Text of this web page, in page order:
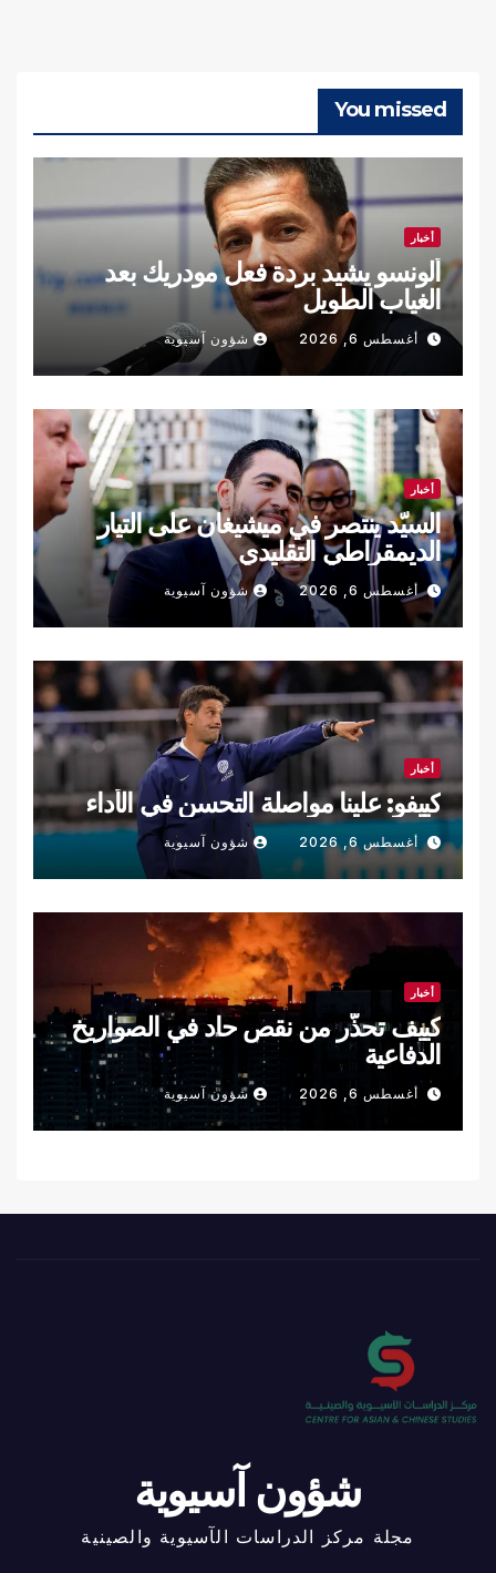
You missed
أخبار
ألونسو يشيد بردة فعل مودريك بعد
الغياب الطويل
أغسطس 6, 2026 شؤون آسيوية
أخبار
السيّد ينتصر في ميشيغان على التيار
الديمقراطي التقليدي
أغسطس 6, 2026 شؤون آسيوية
أخبار
كييفو: علينا مواصلة التحسن في الأداء
أغسطس 6, 2026 شؤون آسيوية
أخبار
كييف تحذّر من نقص حاد في الصواريخ
الدفاعية
أغسطس 6, 2026 شؤون آسيوية
شؤون آسيوية
مجلة مركز الدراسات الآسيوية والصينية